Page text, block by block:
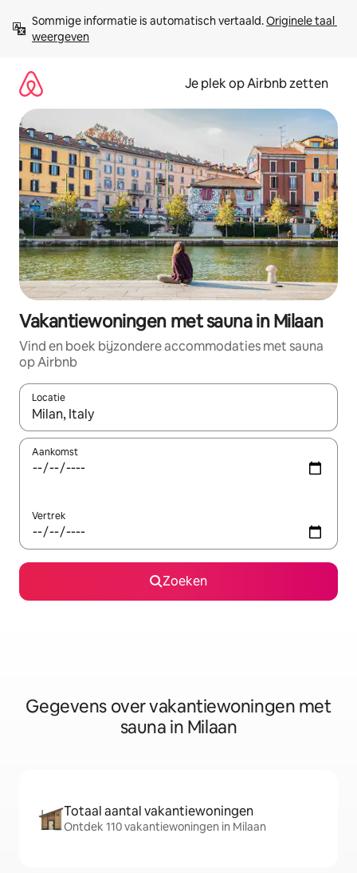
direct
naar
Sommige informatie is automatisch vertaald. Originele taal
weergeven
Je plek op Airbnb zetten
Vakantiewoningen met sauna in Milaan
Vind en boek bijzondere accommodaties met sauna
op Airbnb
Locatie
Wanneer er resultaten beschikbaar zijn, maak je een keuze
Aankomst
Vertrek
Zoeken
Gegevens over vakantiewoningen met
sauna in Milaan
Totaal aantal vakantiewoningen
Ontdek 110 vakantiewoningen in Milaan